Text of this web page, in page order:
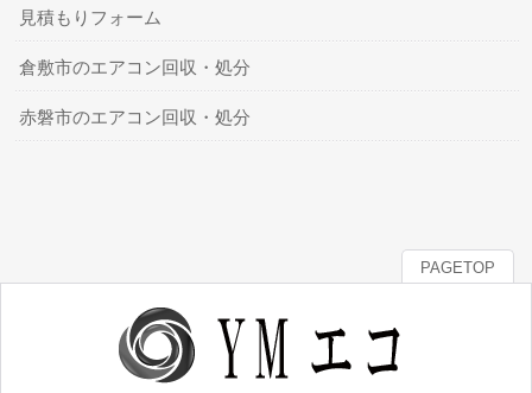
見積もりフォーム
倉敷市のエアコン回収・処分
赤磐市のエアコン回収・処分
PAGETOP